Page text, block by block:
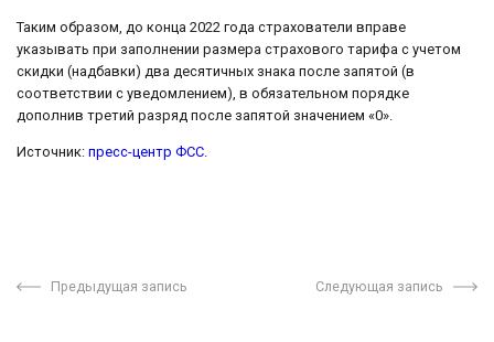
Таким образом, до конца 2022 года страхователи вправе
указывать при заполнении размера страхового тарифа с учетом
скидки (надбавки) два десятичных знака после запятой (в
соответствии с уведомлением), в обязательном порядке
дополнив третий разряд после запятой значением «0».
Источник: пресс-центр ФСС
Предыдущая запись Следующая запись